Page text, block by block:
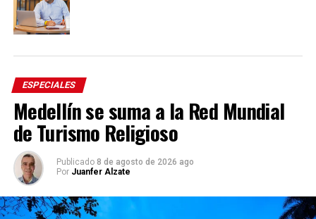
ESPECIALES
Medellín se suma a la Red Mundial
de Turismo Religioso
Publicado 8 de agosto de 2026 ago
Por Juanfer Alzate